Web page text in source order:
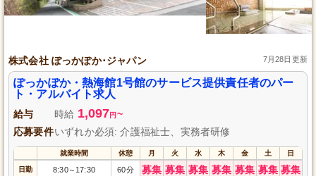
株式会社 ぽっかぽか･ジャパン 7月28日更新
ぽっかぽか・熱海館1号館のサービス提供責任者のパー
ト・アルバイト求人
給与 時給 1,097円 ~
応募要件いずれか必須: 介護福祉士、実務者研修
就業時間 休憩 月 火 水 木 金 土 日
日勤 8:30～ 17:30 60分 募集 募集 募集 募集 募集 募集 募集